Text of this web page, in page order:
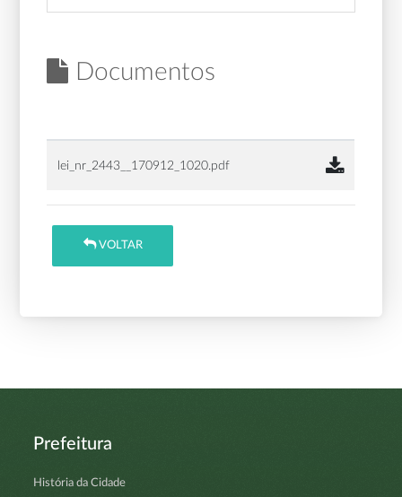
Documentos
lei_nr_2443__170912_1020.pdf
VOLTAR
Prefeitura
História da Cidade